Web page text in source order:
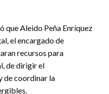
que Aleido Peña Enríquez
el encargado de
recursos para
de dirigir el
de coordinar la